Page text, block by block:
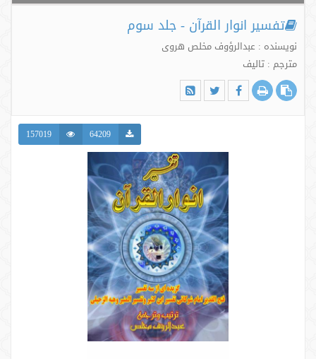
تفسیر انوار القرآن - جلد سوم
نویسنده : عبدالرؤوف مخلص هروی
مترجم : تالیف
64209
157019